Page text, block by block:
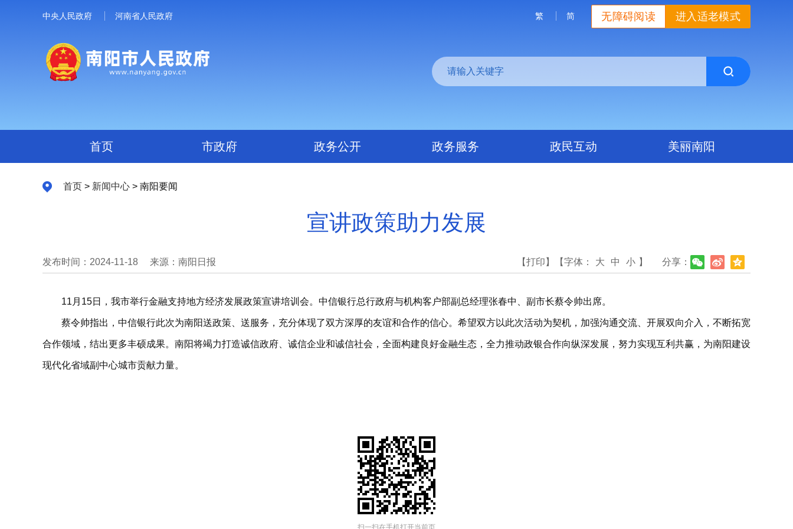
中央人民政府 河南省人民政府 进入适老模式
无障碍阅读
繁 简
首页 市政府 政务公开 政务服务 政民互动 美丽南阳
首页 > 新闻中心 > 南阳要闻
宣讲政策助力发展
发布时间：2024-11-18 来源：南阳日报 分享：
【打印】 【字体： 大 中 小 】
11月15日，我市举行金融支持地方经济发展政策宣讲培训会。中信银行总行政府与机构客户部副总经理张春中、副市长蔡令帅出席。
蔡令帅指出，中信银行此次为南阳送政策、送服务，充分体现了双方深厚的友谊和合作的信心。希望双方以此次活动为契机，加强沟通交流、开展双向介入，不断拓宽
合作领域，结出更多丰硕成果。南阳将竭力打造诚信政府、诚信企业和诚信社会，全面构建良好金融生态，全力推动政银合作向纵深发展，努力实现互利共赢，为南阳建设
现代化省域副中心城市贡献力量。
扫一扫在手机打开当前页